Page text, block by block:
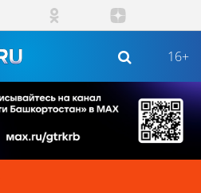
16+